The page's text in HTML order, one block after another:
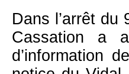
Dans l’arrêt
Cassation a
d’information